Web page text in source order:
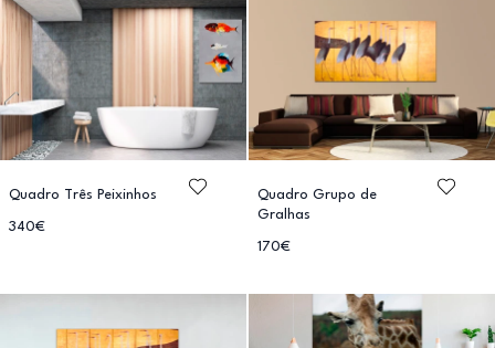
Quadro Três Peixinhos
340€
Quadro Grupo de
Gralhas
170€